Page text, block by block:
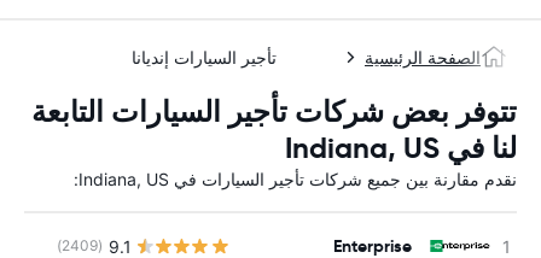
الصفحة الرئيسية تأجير السيارات إنديانا
تتوفر بعض شركات تأجير السيارات التابعة
لنا في Indiana, US
نقدم مقارنة بين جميع شركات تأجير السيارات في Indiana, US:
Enterprise
9.1
(2409)